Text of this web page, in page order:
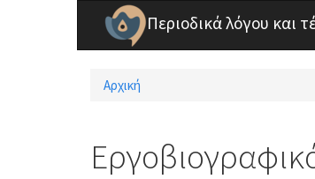
Παράκαμψη προς το κυρίως περιεχόμενο
Περιοδικά λόγου και
Είστε εδώ
Αρχική